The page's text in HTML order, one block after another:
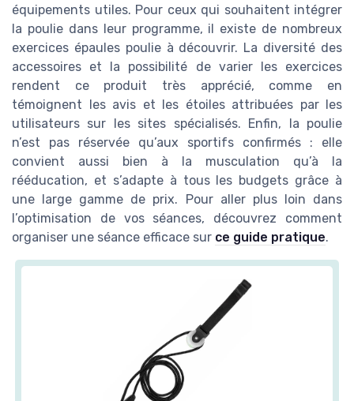
équipements utiles. Pour ceux qui souhaitent intégrer
la poulie dans leur programme, il existe de nombreux
exercices épaules poulie à découvrir. La diversité des
accessoires et la possibilité de varier les exercices
rendent ce produit très apprécié, comme en
témoignent les avis et les étoiles attribuées par les
utilisateurs sur les sites spécialisés. Enfin, la poulie
n’est pas réservée qu’aux sportifs confirmés : elle
convient aussi bien à la musculation qu’à la
rééducation, et s’adapte à tous les budgets grâce à
une large gamme de prix. Pour aller plus loin dans
l’optimisation de vos séances, découvrez comment
organiser une séance efficace sur ce guide pratique.